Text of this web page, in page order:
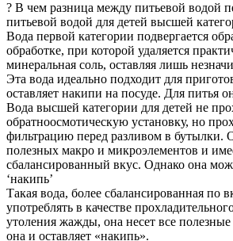
? В чем разница между питьевой водой
питьевой водой для детей высшей
Вода первой категории подвергается
обработке, при которой удаляется
минеральная соль, оставляя лишь
Эта вода идеально подходит для
оставляет накипи на посуде. Для питья
Вода высшей категории для детей не
обратноосмотическую установку, но
фильтрацию перед разливом в бутылки.
полезных макро и микроэлементов и
сбалансированный вкус. Однако она
‘накипь’
Такая вода, более сбалансированная по
употреблять в качестве
утоления жажды, она несет все
она и оставляет «накипь».